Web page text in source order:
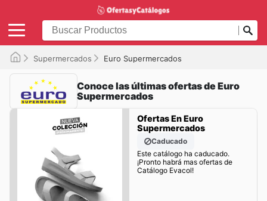
Supermercados Euro Supermercados
Conoce las últimas ofertas de Euro
Supermercados
Ofertas En Euro
Supermercados
Caducado
Este catálogo ha caducado.
¡Pronto habrá mas ofertas de
Catálogo Evacol!